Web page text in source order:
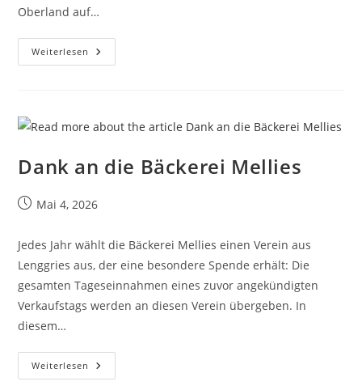
Oberland auf…
Weiterlesen
Dank an die Bäckerei Mellies
Mai 4, 2026
Jedes Jahr wählt die Bäckerei Mellies einen Verein aus
Lenggries aus, der eine besondere Spende erhält: Die
gesamten Tageseinnahmen eines zuvor angekündigten
Verkaufstags werden an diesen Verein übergeben. In
diesem…
Weiterlesen